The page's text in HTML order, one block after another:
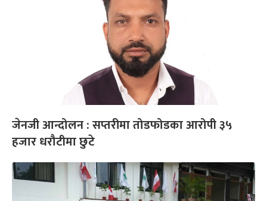
जेनजी आन्दोलन : सप्तरीमा तोडफोडका आरोपी ३५
हजार धरौटीमा छुटे